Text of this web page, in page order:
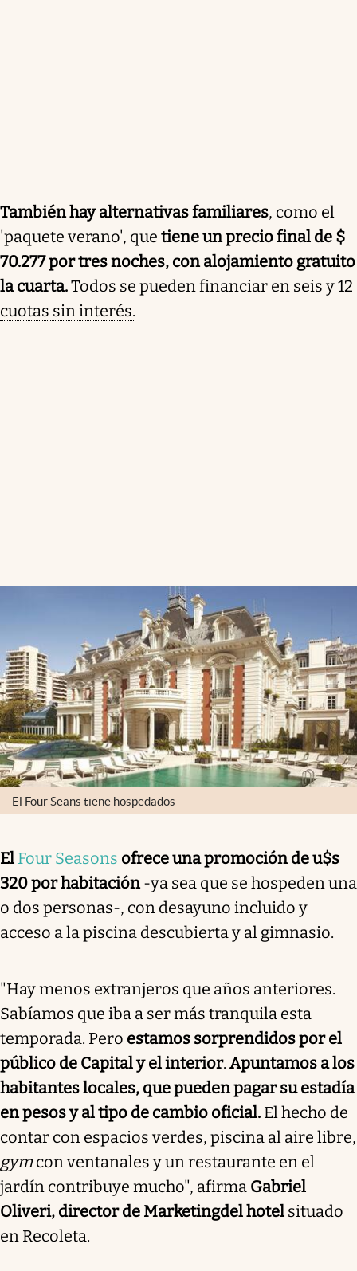
También hay alternativas familiares, como el
'paquete verano', que tiene un precio final de $
70.277 por tres noches, con alojamiento gratuito
la cuarta.Todos se pueden financiar en seis y 12
cuotas sin interés.
El Four Seans tiene hospedados
El Four Seasons ofrece una promoción de u$s
320 por habitación-ya sea que se hospeden una
o dos personas-, con desayuno incluido y
acceso a la piscina descubierta y al gimnasio.
"Hay menos extranjeros que años anteriores.
Sabíamos que iba a ser más tranquila esta
temporada. Pero estamos sorprendidos por el
público de Capital y el interior. Apuntamos a los
habitantes locales, que pueden pagar su estadía
en pesos y al tipo de cambio oficial. El hecho de
contar con espacios verdes, piscina al aire libre,
gymcon ventanales y un restaurante en el
jardín contribuye mucho", afirma Gabriel
Oliveri, director de Marketingdel hotel situado
en Recoleta.